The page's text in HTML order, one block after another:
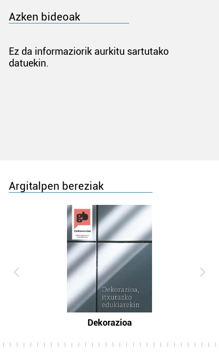
Azken bideoak
Ez da informaziorik aurkitu sartutako
datuekin.
Argitalpen bereziak
Dekorazioa